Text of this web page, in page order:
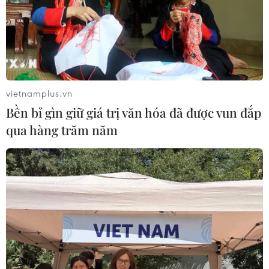
Bạn nêm cố gắng dành ra 5 phút để tẩy trang và
rửa mặt sạch sẽ trước khi bắt đầu một lớp tập.
[Cách chăm sóc và chọn sữa rửa mặt phù
hợp nhất cho làn da mụn]
Nếu bạn để kem nền làm bít tắc da, mồ hôi
không thể thoát ra thì lỗ chân lông sẽ không
vietnamplus.vn
Bền bỉ gìn giữ giá trị văn hóa đã được vun đắp
qua hàng trăm năm